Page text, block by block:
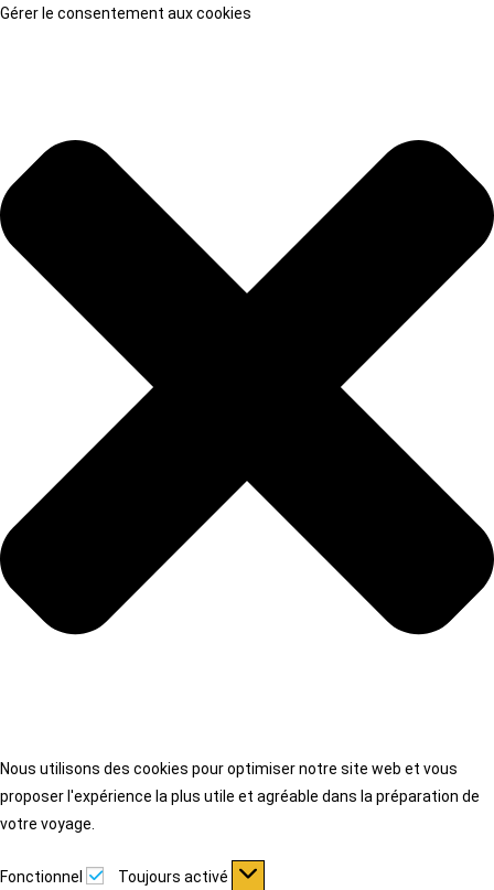
Gérer le consentement aux cookies
Nous utilisons des cookies pour optimiser notre site web et vous
proposer l'expérience la plus utile et agréable dans la préparation de
votre voyage.
Fonctionnel Fonctionnel
Toujours activé